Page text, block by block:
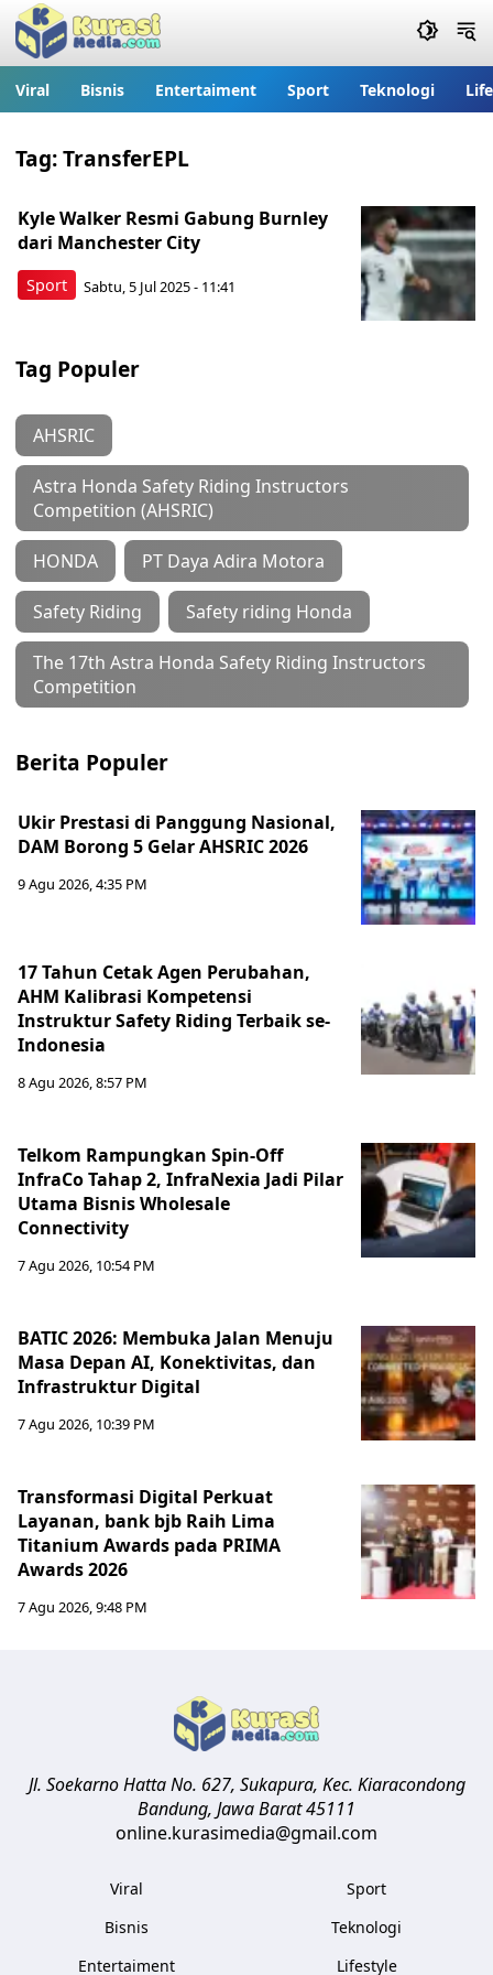
Viral Bisnis Entertaiment Sport Teknologi
Tag:TransferEPL
Sport
Kyle Walker Resmi Gabung Burnley
dari Manchester City
Sabtu, 5 Jul 2025 - 11:41
Tag Populer
AHSRIC
Astra Honda Safety Riding Instructors
Competition (AHSRIC)
HONDA PT Daya Adira Motora
Safety Riding Safety riding Honda
The 17th Astra Honda Safety Riding Instructors
Competition
Berita Populer
Ukir Prestasi di Panggung Nasional,
DAM Borong 5 Gelar AHSRIC 2026
9 Agu 2026, 4:35 PM
17 Tahun Cetak Agen Perubahan,
AHM Kalibrasi Kompetensi
Instruktur Safety Riding Terbaik se-
Indonesia
8 Agu 2026, 8:57 PM
Telkom Rampungkan Spin-Off
InfraCo Tahap 2, InfraNexia Jadi Pilar
Utama Bisnis Wholesale
Connectivity
7 Agu 2026, 10:54 PM
BATIC 2026: Membuka Jalan Menuju
Masa Depan AI, Konektivitas, dan
Infrastruktur Digital
7 Agu 2026, 10:39 PM
Transformasi Digital Perkuat
Layanan, bank bjb Raih Lima
Titanium Awards pada PRIMA
Awards 2026
7 Agu 2026, 9:48 PM
Jl. Soekarno Hatta No. 627, Sukapura, Kec. Kiaracondong
Bandung, Jawa Barat45111
online.kurasimedia@gmail.com
Viral
Bisnis
Entertaiment
Sport
Teknologi
Lifestyle